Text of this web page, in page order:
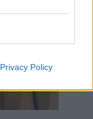
Privacy Policy